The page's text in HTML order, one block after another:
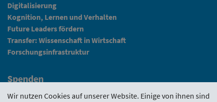
Digitalisierung
Kognition, Lernen und Verhalten
Future Leaders fördern
Transfer: Wissenschaft in Wirtschaft
Forschungsinfrastruktur
Spenden
Fundraising
Wir nutzen Cookies auf unserer Website. Einige von ihnen sind